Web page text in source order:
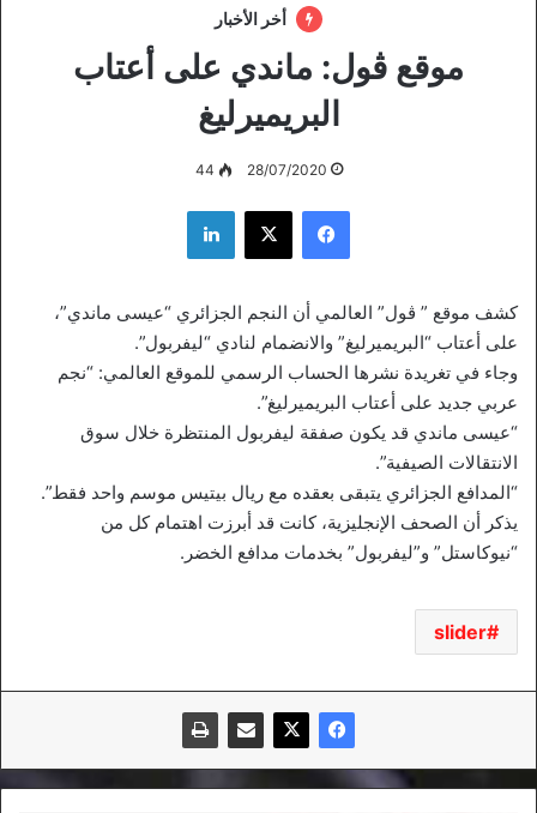
أخر الأخبار
موقع ڤول: ماندي على أعتاب
البريميرليغ
28/07/2020
44
فيسبوك ‫X لينكدإن
كشف موقع ” ڤول” العالمي أن النجم الجزائري “عيسى ماندي”،
على أعتاب “البريميرليغ” والانضمام لنادي “ليفربول”.
وجاء في تغريدة نشرها الحساب الرسمي للموقع العالمي: “نجم
عربي جديد على أعتاب البريميرليغ”.
“عيسى ماندي قد يكون صفقة ليفربول المنتظرة خلال سوق
الانتقالات الصيفية”.
“المدافع الجزائري يتبقى بعقده مع ريال بيتيس موسم واحد فقط”.
يذكر أن الصحف الإنجليزية، كانت قد أبرزت اهتمام كل من
“نيوكاستل” و”ليفربول” بخدمات مدافع الخضر.
slider